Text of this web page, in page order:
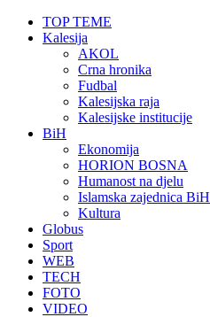
TOP TEME
Kalesija
AKOL
Crna hronika
Fudbal
Kalesijska raja
Kalesijske institucije
BiH
Ekonomija
HORION BOSNA
Humanost na djelu
Islamska zajednica BiH
Kultura
Globus
Sport
WEB
TECH
FOTO
VIDEO